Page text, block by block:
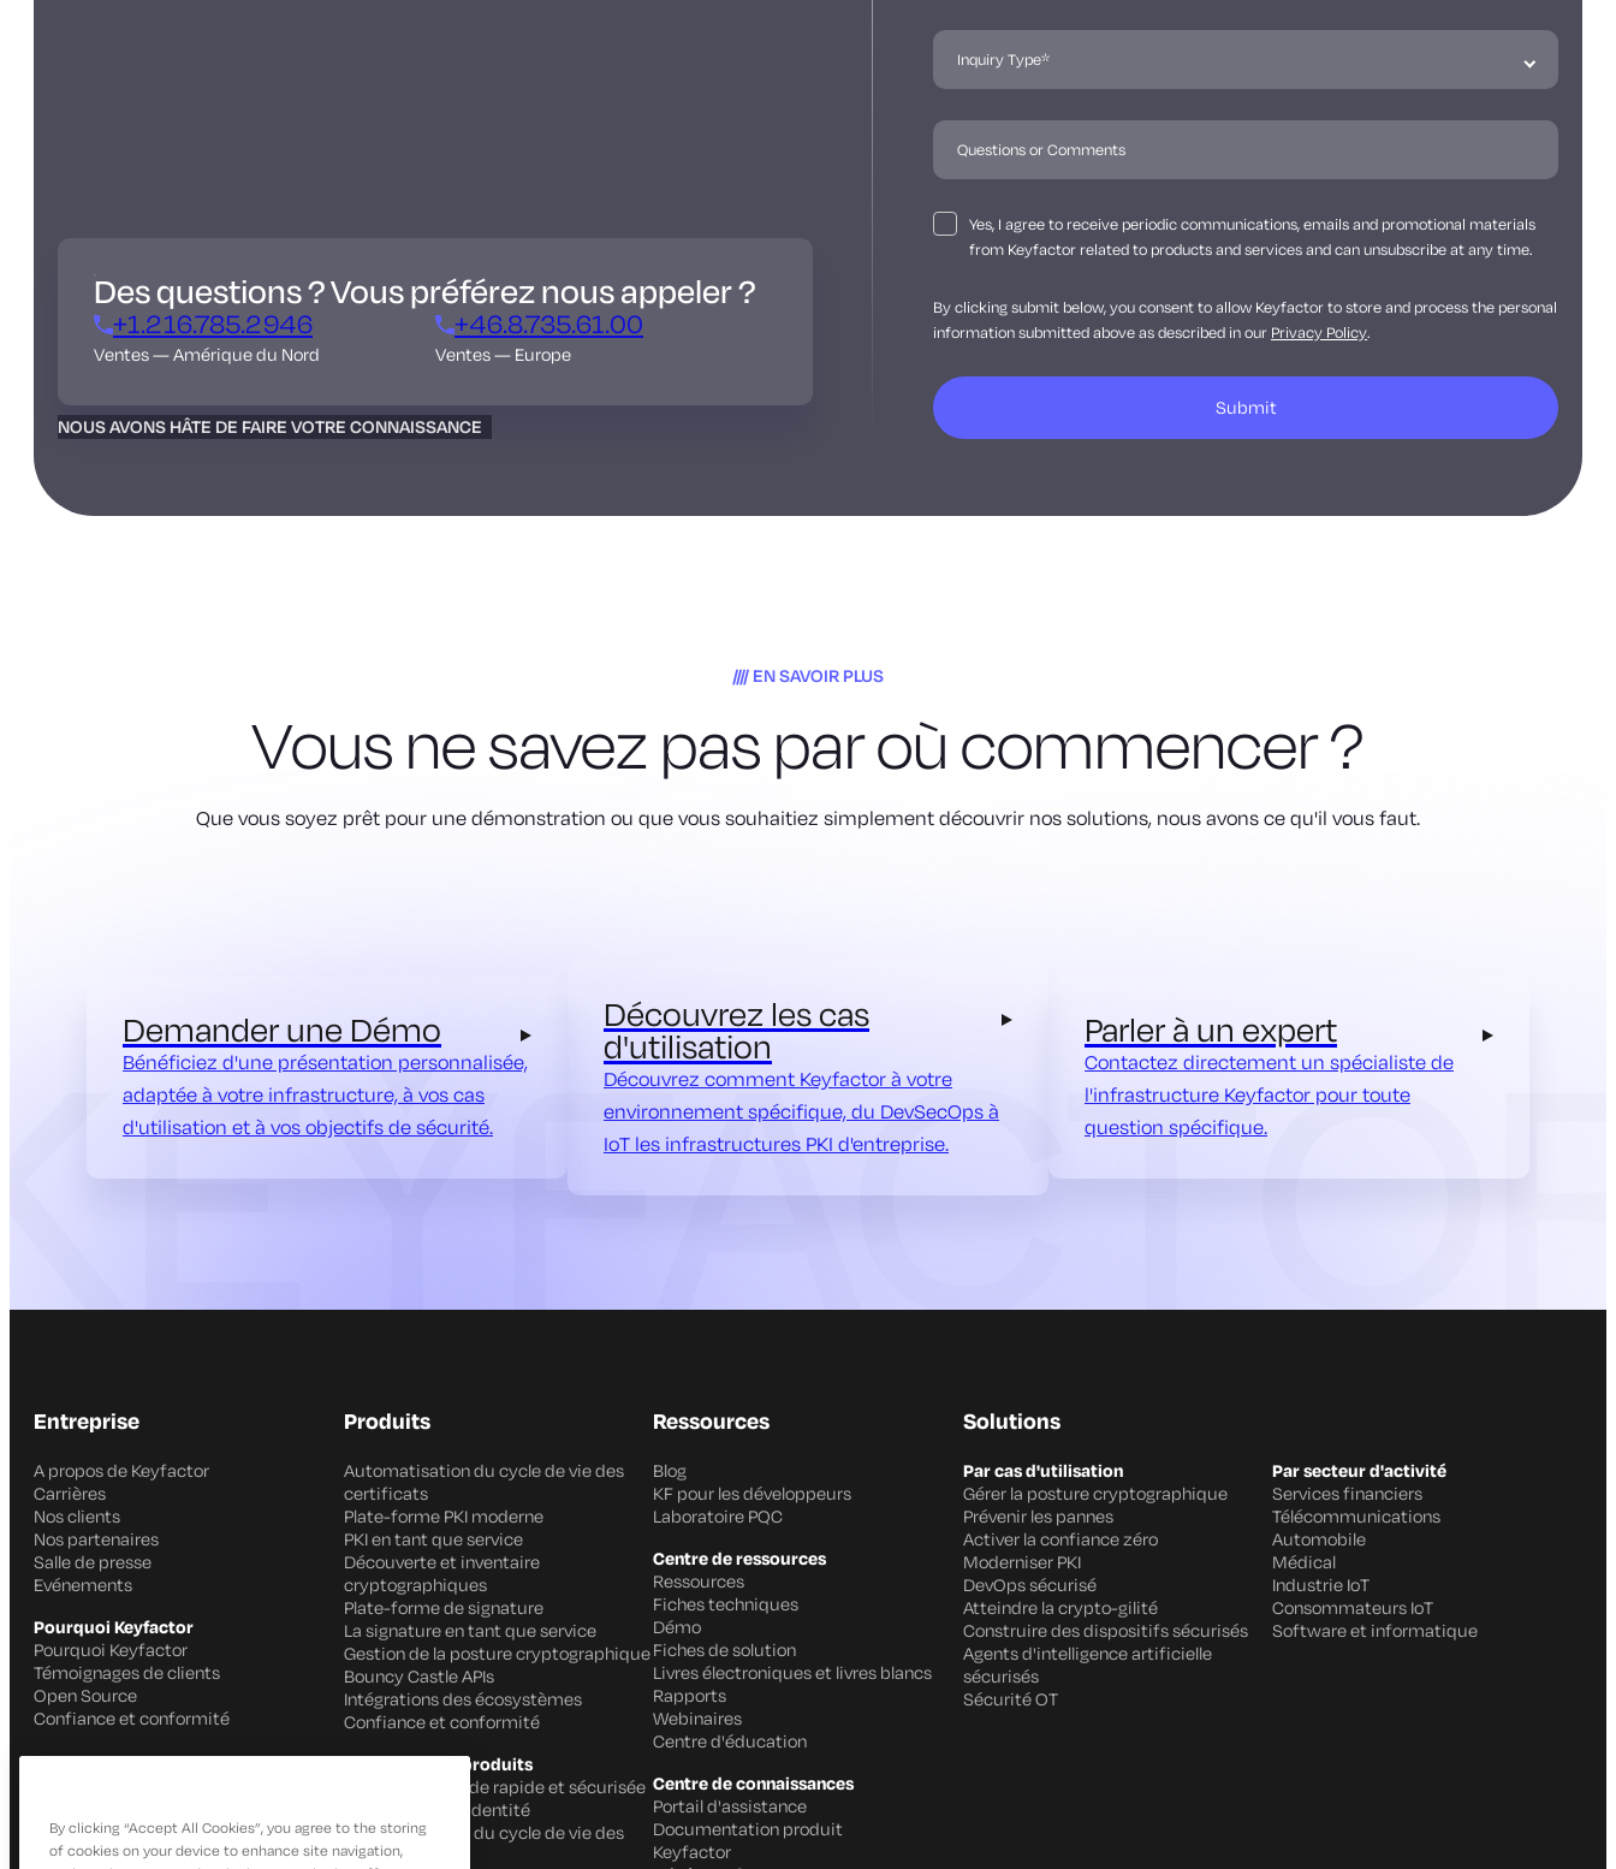
Des questions ? Vous préférez nous appeler ?
+1.216.785.2946
Ventes — Amérique du Nord
+46.8.735.61.00
Ventes — Europe
NOUS AVONS HÂTE DE FAIRE VOTRE CONNAISSANCE
Yes, I agree to receive periodic communications, emails and promotional materials
from Keyfactor related to products and services and can unsubscribe at any time.
By clicking submit below, you consent to allow Keyfactor to store and process the personal
information submitted above as described in our Privacy Policy.
EN SAVOIR PLUS
Vous ne savez pas par où commencer ?
Que vous soyez prêt pour une démonstration ou que vous souhaitiez simplement découvrir nos solutions, nous avons ce qu'il vous faut.
Demander une Démo
Bénéficiez d'une présentation personnalisée,
adaptée à votre infrastructure, à vos cas
d'utilisation et à vos objectifs de sécurité.
Découvrez les cas
d'utilisation
Découvrez comment Keyfactor à votre
environnement spécifique, du DevSecOps à
IoT les infrastructures PKI d'entreprise.
Parler à un expert
Contactez directement un spécialiste de
l'infrastructure Keyfactor pour toute
question spécifique.
Entreprise
A propos de Keyfactor
Carrières
Nos clients
Nos partenaires
Salle de presse
Evénements
Pourquoi Keyfactor
Pourquoi Keyfactor
Témoignages de clients
Open Source
Confiance et conformité
Produits
Automatisation du cycle de vie des
certificats
Plate-forme PKI moderne
PKI en tant que service
Découverte et inventaire
cryptographiques
Plate-forme de signature
La signature en tant que service
Gestion de la posture cryptographique
Bouncy Castle APIs
Intégrations des écosystèmes
Confiance et conformité
Capacités des produits
Signature de code rapide et sécurisée
IoT Gestion de l'identité
Automatisation du cycle de vie des
certificats
Ressources
Blog
KF pour les développeurs
Laboratoire PQC
Centre de ressources
Ressources
Fiches techniques
Démo
Fiches de solution
Livres électroniques et livres blancs
Rapports
Webinaires
Centre d'éducation
Centre de connaissances
Portail d'assistance
Documentation produit
Keyfactor
Solutions
Par cas d'utilisation
Gérer la posture cryptographique
Prévenir les pannes
Activer la confiance zéro
Moderniser PKI
DevOps sécurisé
Atteindre la crypto-gilité
Construire des dispositifs sécurisés
Agents d'intelligence artificielle
sécurisés
Sécurité OT
Par secteur d'activité
Services financiers
Télécommunications
Automobile
Médical
Industrie IoT
Consommateurs IoT
Software et informatique
By clicking “Accept All Cookies”, you agree to the storing
of cookies on your device to enhance site navigation,